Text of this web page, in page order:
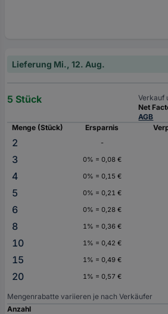
Lieferung Mi., 12. Aug.
5 Stück
Verkauf
Net
AGB
Menge (Stück)
Ersparnis
2 -
3
0% = 0,08 €
4
0% = 0,15 €
5
0% = 0,21 €
6
0% = 0,28 €
8
1% = 0,36 €
10
1% = 0,42 €
15
1% = 0,49 €
20
1% = 0,57 €
Mengenrabatte variieren je nach Verkäufer
Anzahl